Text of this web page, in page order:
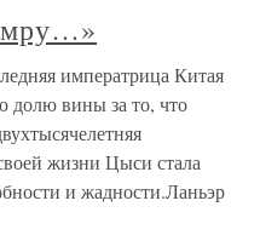
императрица Китая
вины за то, что
жизни Цыси стала
и жадности.Ланьэр